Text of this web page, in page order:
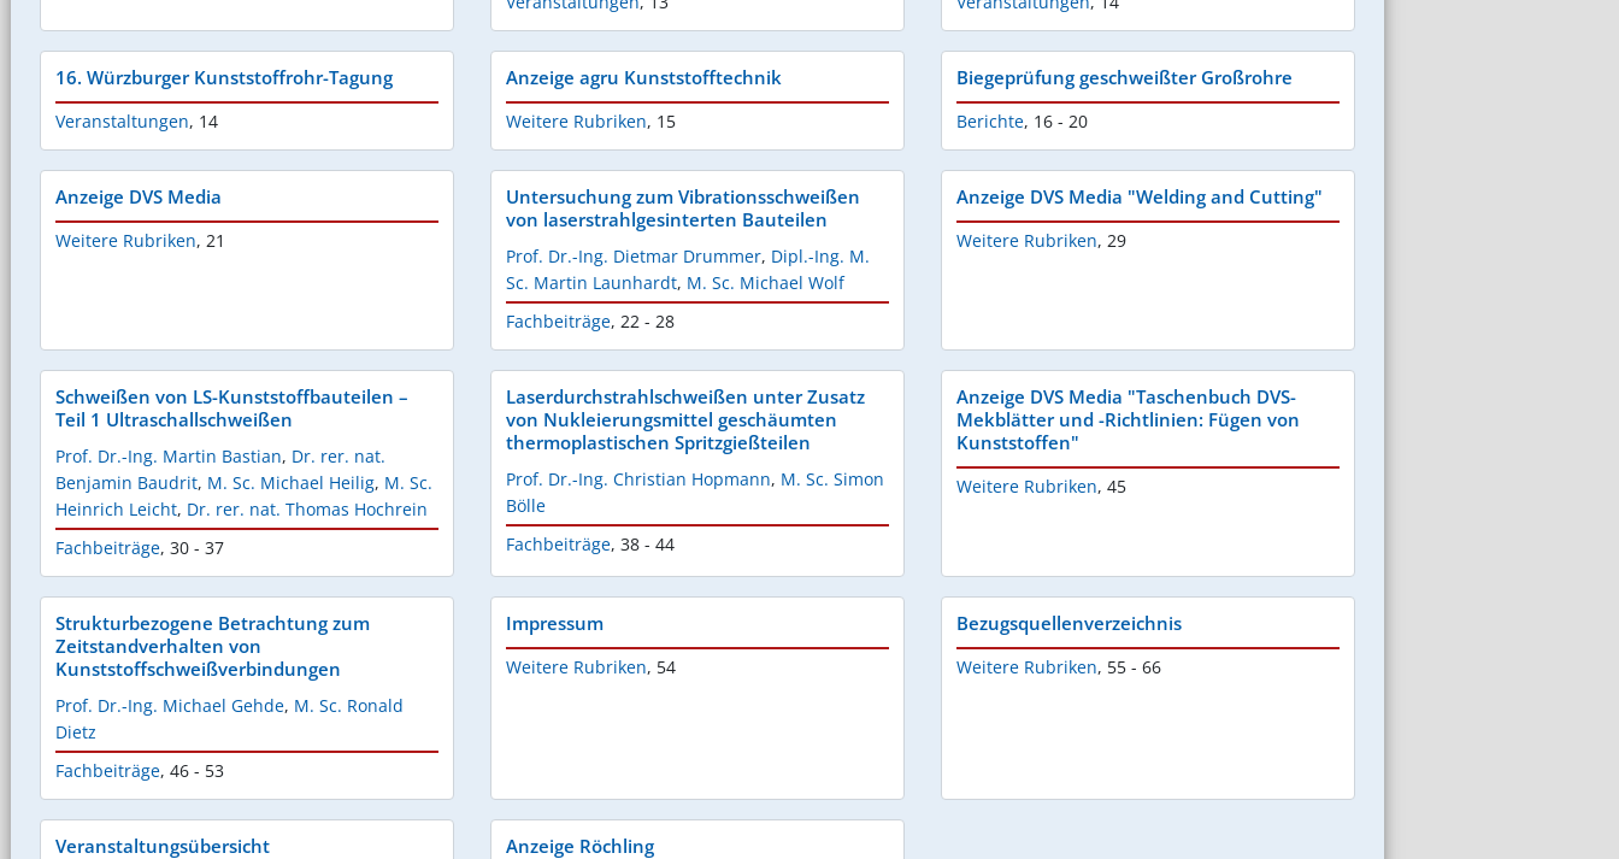
16. Würzburger Kunststoffrohr-Tagung
Veranstaltungen, 14
Anzeige agru Kunststofftechnik
Weitere Rubriken, 15
Biegeprüfung geschweißter Großrohre
Berichte, 16 - 20
Anzeige DVS Media
Weitere Rubriken, 21
Untersuchung zum Vibrationsschweißen
von laserstrahlgesinterten Bauteilen
Prof. Dr.-Ing. Dietmar Drummer, Dipl.-Ing. M.
Sc. Martin Launhardt, M. Sc. Michael Wolf
Fachbeiträge, 22 - 28
Anzeige DVS Media "Welding and Cutting"
Weitere Rubriken, 29
Schweißen von LS-Kunststoffbauteilen –
Teil 1 Ultraschallschweißen
Prof. Dr.-Ing. Martin Bastian, Dr. rer. nat.
Benjamin Baudrit, M. Sc. Michael Heilig, M. Sc.
Heinrich Leicht, Dr. rer. nat. Thomas Hochrein
Fachbeiträge, 30 - 37
Laserdurchstrahlschweißen unter Zusatz
von Nukleierungsmittel geschäumten
thermoplastischen Spritzgießteilen
Prof. Dr.-Ing. Christian Hopmann, M. Sc. Simon
Bölle
Fachbeiträge, 38 - 44
Anzeige DVS Media "Taschenbuch DVS-
Mekblätter und -Richtlinien: Fügen von
Kunststoffen"
Weitere Rubriken, 45
Strukturbezogene Betrachtung zum
Zeitstandverhalten von
Kunststoffschweißverbindungen
Prof. Dr.-Ing. Michael Gehde, M. Sc. Ronald
Dietz
Fachbeiträge, 46 - 53
Impressum
Weitere Rubriken, 54
Bezugsquellenverzeichnis
Weitere Rubriken, 55 - 66
Veranstaltungsübersicht Anzeige Röchling